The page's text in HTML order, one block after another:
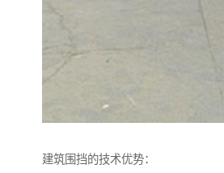
建筑围挡的技术优势：